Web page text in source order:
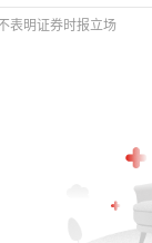
表明证券时报立场